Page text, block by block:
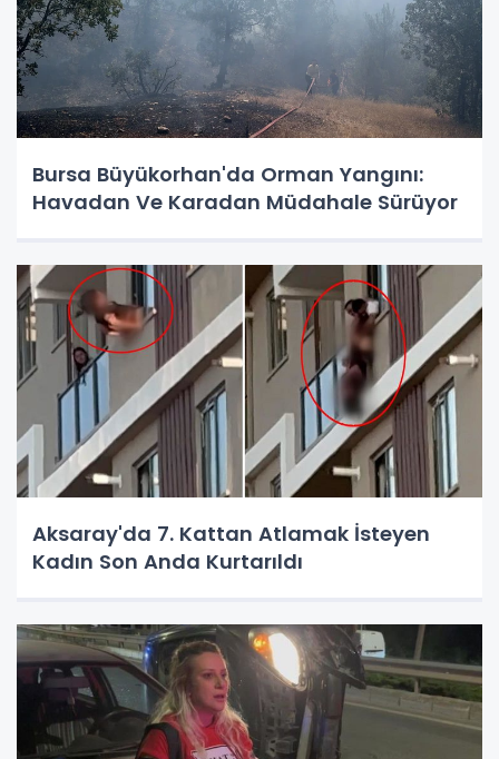
Bursa Büyükorhan'da Orman Yangını:
Havadan Ve Karadan Müdahale Sürüyor
Aksaray'da 7. Kattan Atlamak İsteyen
Kadın Son Anda Kurtarıldı